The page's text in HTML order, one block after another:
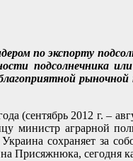
по экспорту
подсолнечника
(сентябрь 2012 г. –
министр аграрной
сохраняет за
Присяжнюка, сегодня